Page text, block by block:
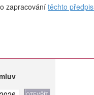
zapracování těchto